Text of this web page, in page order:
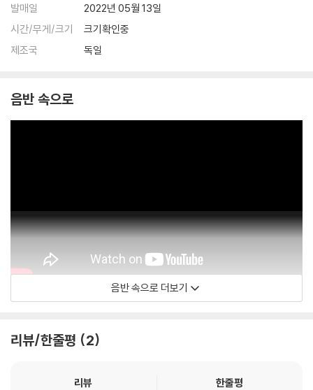
발매일
2022년 05월 13일
시간/무게/크기
크기확인중
제조국
독일
음반 속으로
음반 속으로 더보기
리뷰/한줄평 2
리뷰 한줄평